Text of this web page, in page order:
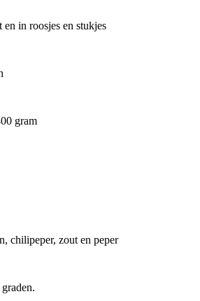
in roosjes en stukjes
gram
chilipeper, zout en peper